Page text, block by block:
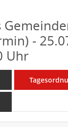
-
Uhr